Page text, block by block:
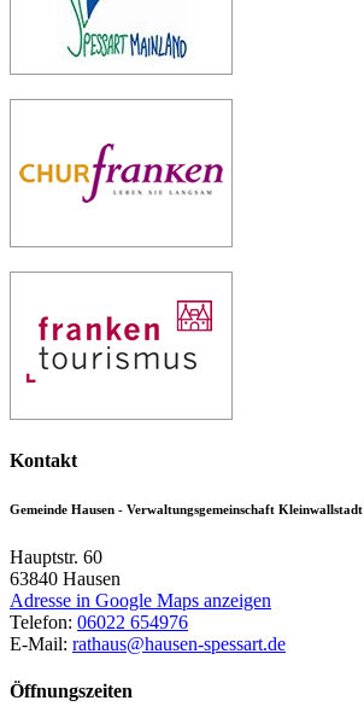
Kontakt
Gemeinde Hausen - Verwaltungsgemeinschaft Kleinwallstadt
Hauptstr. 60
63840 Hausen
Adresse in Google Maps anzeigen
Telefon: 06022 654976
E-Mail: rathaus@hausen-spessart.de
Öffnungszeiten